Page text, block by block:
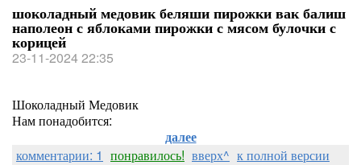
шоколадный медовик беляши пирожки вак балиш
наполеон с яблоками пирожки с мясом булочки с
корицей
23-11-2024 22:35
Шоколадный Медовик
Нам понадобится:
далее
комментарии: 1 понравилось! вверх^ к полной версии